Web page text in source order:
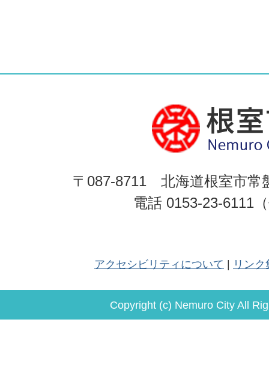
〒087-8711 北海道根室市常
電話 0153-23-6111
アクセシビリティについて リンク
Copyright (c) Nemuro City All